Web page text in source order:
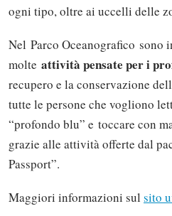
ogni tipo, oltre ai uccelli delle
Nel Parco Oceanografico
molte attività pensate per i
recupero e la conservazione
tutte le persone che vogliono
“profondo blu” e toccare con
grazie alle attività offerte dal
Passport”.
Maggiori informazioni sul sito